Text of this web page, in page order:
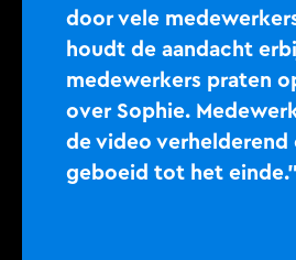
door vele
houdt de aandacht
medewerkers praten
over Sophie.
de video verhelderend
geboeid tot het einde.”